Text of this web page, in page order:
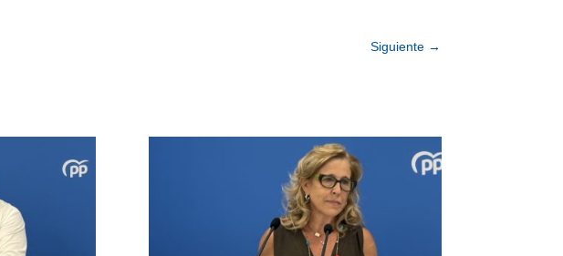
Siguiente→